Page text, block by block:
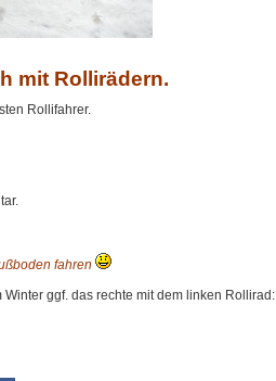
mit Rollirädern.
Rollifahrer.
fahren
ggf. das rechte mit dem linken Rollirad: